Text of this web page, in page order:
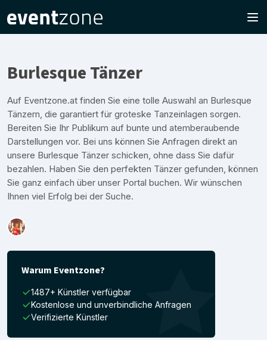
Burlesque Tänzer
Auf Eventzone.at finden Sie eine tolle Auswahl an Burlesque
Tänzern, die garantiert für groteske Tanzeinlagen sorgen.
Bereiten Sie Ihr Publikum auf bunte und atemberaubende
Darstellungen vor. Bei uns können Sie Anfragen direkt an
unsere Burlesque Tänzer schicken, ohne dass Sie dafür
bezahlen. Haben Sie den perfekten Tänzer gefunden, können
Sie ganz einfach über unser Portal buchen. Wir wünschen
Ihnen viel Erfolg bei der Suche.
Warum Eventzone?
1487+ Künstler verfügbar
Kostenlose und unverbindliche Anfragen
Verifizierte Künstler